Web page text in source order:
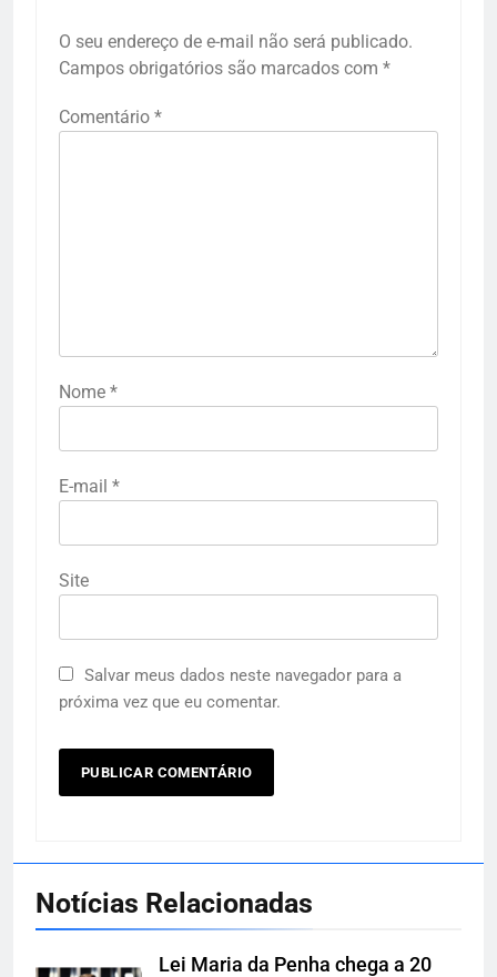
O seu endereço de e-mail não será publicado.
Campos obrigatórios são marcados com *
Comentário *
Nome *
E-mail *
Site
Salvar meus dados neste navegador para a
próxima vez que eu comentar.
Notícias Relacionadas
Lei Maria da Penha chega a 20